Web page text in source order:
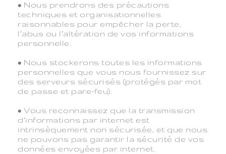
• Nous prendrons des précautions
techniques et organisationnelles
raisonnables pour empêcher la perte,
l’abus ou l’altération de vos informations
personnelle.
• Nous stockerons toutes les informations
personnelles que vous nous fournissez sur
des serveurs sécurisés (protégés par mot
de passe et pare-feu).
• Vous reconnaissez que la transmission
d’informations par internet est
intrinsèquement non sécurisée, et que nous
ne pouvons pas garantir la sécurité de vos
données envoyées par internet.